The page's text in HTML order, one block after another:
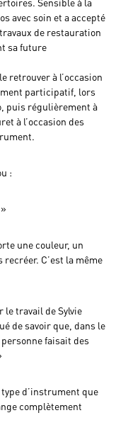
avec soin et a accepté
de restauration
sa future
retrouver à l’occasion
participatif, lors
puis régulièrement à
à l’occasion des
:
une couleur, un
C’est la même
le travail de Sylvie
de savoir que, dans le
faisait des
type d’instrument que
complètement